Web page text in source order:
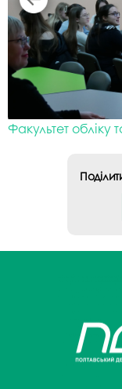
Факультет обліку